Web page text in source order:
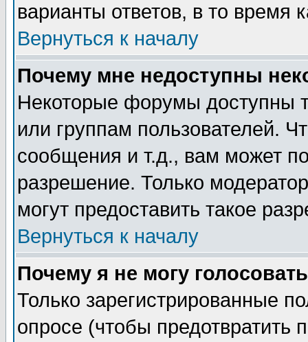
варианты ответов, в то время
Вернуться к началу
Почему мне недоступны
Некоторые форумы доступны
или группам пользователей.
сообщения и т.д., вам может
разрешение. Только
могут предоставить такое
Вернуться к началу
Почему я не могу
Только зарегистрированные
опросе (чтобы предотвратить